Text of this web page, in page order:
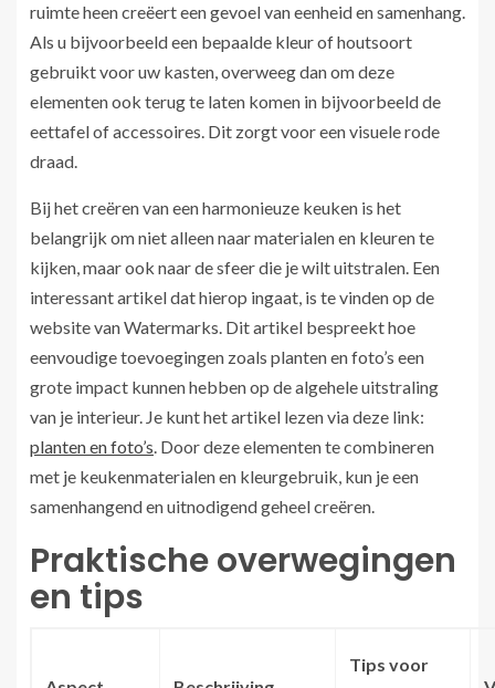
ruimte heen creëert een gevoel van eenheid en samenhang.
Als u bijvoorbeeld een bepaalde kleur of houtsoort
gebruikt voor uw kasten, overweeg dan om deze
elementen ook terug te laten komen in bijvoorbeeld de
eettafel of accessoires. Dit zorgt voor een visuele rode
draad.
Bij het creëren van een harmonieuze keuken is het
belangrijk om niet alleen naar materialen en kleuren te
kijken, maar ook naar de sfeer die je wilt uitstralen. Een
interessant artikel dat hierop ingaat, is te vinden op de
website van Watermarks. Dit artikel bespreekt hoe
eenvoudige toevoegingen zoals planten en foto’s een
grote impact kunnen hebben op de algehele uitstraling
van je interieur. Je kunt het artikel lezen via deze link:
planten en foto’s. Door deze elementen te combineren
met je keukenmaterialen en kleurgebruik, kun je een
samenhangend en uitnodigend geheel creëren.
Praktische overwegingen
en tips
Tips voor